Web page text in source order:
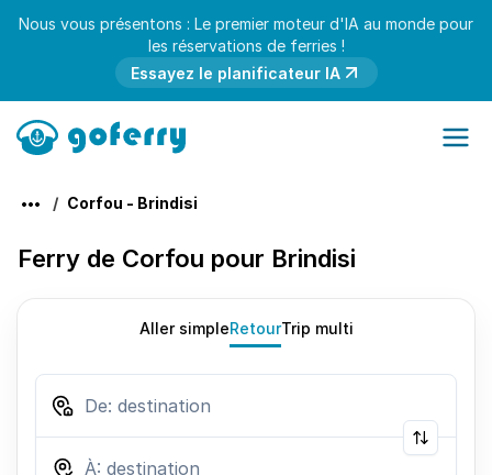
Nous vous présentons : Le premier moteur d'IA au monde pour
les réservations de ferries !
Essayez le planificateur IA
Corfou - Brindisi
Ferry de Corfou pour Brindisi
Aller simpleRetourTrip multi